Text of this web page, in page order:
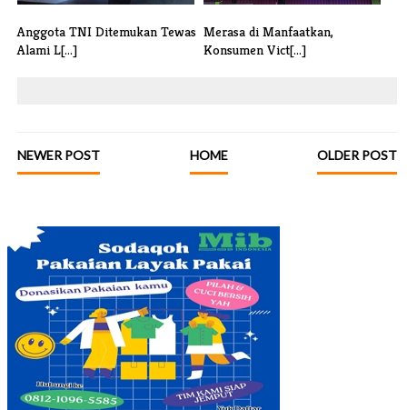
Anggota TNI Ditemukan Tewas
Alami L[...]
Merasa di Manfaatkan,
Konsumen Vict[...]
NEWER POST OLDER POST
HOME